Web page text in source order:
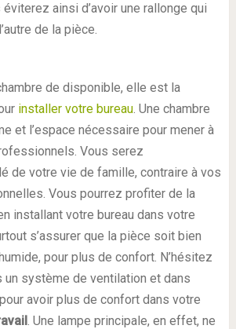
ainsi d’avoir une rallonge qui
de la pièce.
de disponible, elle est la
installer votre bureau. Une chambre
et l’espace nécessaire pour mener à
Vous serez
de votre vie de famille, contraire à vos
Vous pourrez profiter de la
installant votre bureau dans votre
s’assurer que la pièce soit bien
pour plus de confort. N’hésitez
un système de ventilation et dans
avoir plus de confort dans votre
. Une lampe principale, en effet, ne